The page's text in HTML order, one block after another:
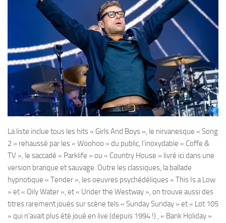
La liste inclue tous les hits « Girls And Boys », le nirvanesque « Song
2 » rehaussé par les « Woohoo » du public, l’inoxydable « Coffe &
TV », le saccadé « Parklife » ou « Country House » livré ici dans une
version branque et sauvage. Outre les classiques, la ballade
hypnotique « Tender », les oeuvres psychédéliques « This Is a Low
» et « Oily Water », et « Under the Westway », on trouve aussi des
titres rarement joués sur scène tels « Sunday Sunday » et « Lot 105
» qui n’avait plus été joué en live (depuis 1994 !) , « Bank Holiday »